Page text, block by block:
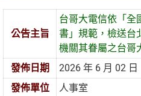
公告主旨
台哥大電信依「全
書」規範，檢送台
機關其眷屬之台哥
發佈日期
2026 年 6 月 02 日
發佈單位
人事室